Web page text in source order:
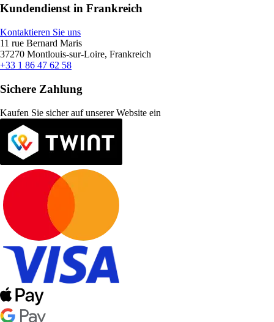
Kundendienst in Frankreich
Kontaktieren Sie uns
11 rue Bernard Maris
37270 Montlouis-sur-Loire, Frankreich
+33 1 86 47 62 58
Sichere Zahlung
Kaufen Sie sicher auf unserer Website ein